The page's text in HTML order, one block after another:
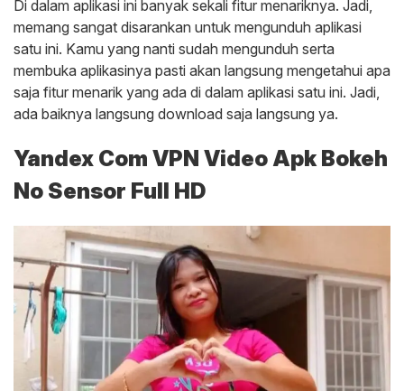
Di dalam aplikasi ini banyak sekali fitur menariknya. Jadi,
memang sangat disarankan untuk mengunduh aplikasi
satu ini. Kamu yang nanti sudah mengunduh serta
membuka aplikasinya pasti akan langsung mengetahui apa
saja fitur menarik yang ada di dalam aplikasi satu ini. Jadi,
ada baiknya langsung download saja langsung ya.
Yandex Com VPN Video Apk Bokeh
No Sensor Full HD